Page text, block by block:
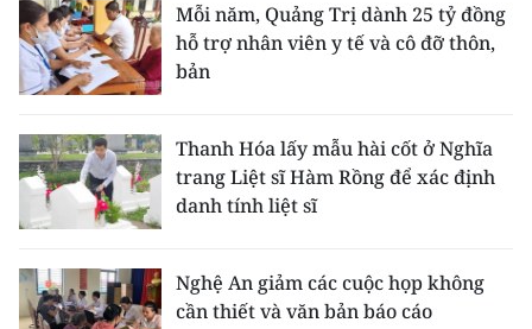
Mỗi năm, Quảng Trị dành 25 tỷ đồng
hỗ trợ nhân viên y tế và cô đỡ thôn,
bản
Thanh Hóa lấy mẫu hài cốt ở Nghĩa
trang Liệt sĩ Hàm Rồng để xác định
danh tính liệt sĩ
Nghệ An giảm các cuộc họp không
cần thiết và văn bản báo cáo